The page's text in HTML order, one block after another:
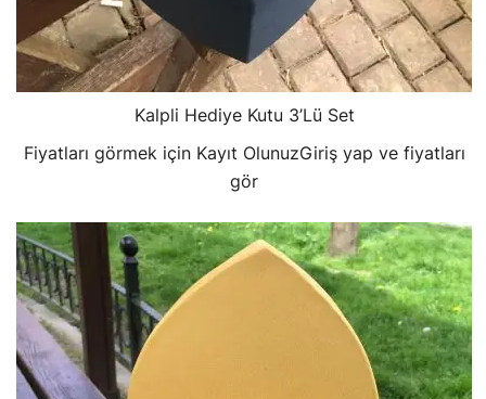
Kalpli Hediye Kutu 3’Lü Set
Fiyatları görmek için Kayıt OlunuzGiriş yap ve fiyatları
gör